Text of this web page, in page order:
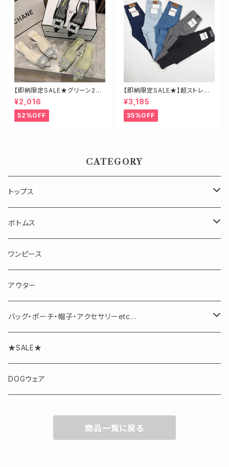
【即納限定SALE★グリーン23.
5】ビジューミュール
¥2,016
52%OFF
【即納限定SALE★】超ストレッ
チ！ハイウエストスキニーデニ
ム 細身さんにオススメ♡
¥3,185
35%OFF
CATEGORY
トップス
長袖
半袖・ノースリーブ
ボトムス
スカート
パンツ
ワンピース
アウター
バッグ・ポーチ・帽子・アクセサリーetc...
アクセサリー
★SALE★
DOGウェア
商品一覧に戻る